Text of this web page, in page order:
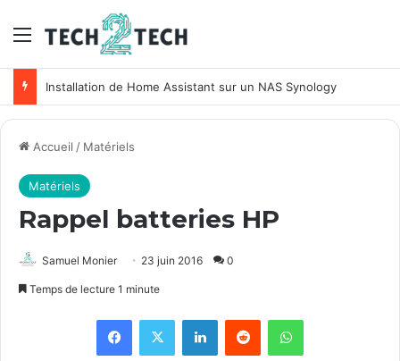
Menu
Installation de Home Assistant sur un NAS Synology
Accueil / Matériels
Matériels
Rappel batteries HP
Samuel Monier 23 juin 2016 0
Temps de lecture 1 minute